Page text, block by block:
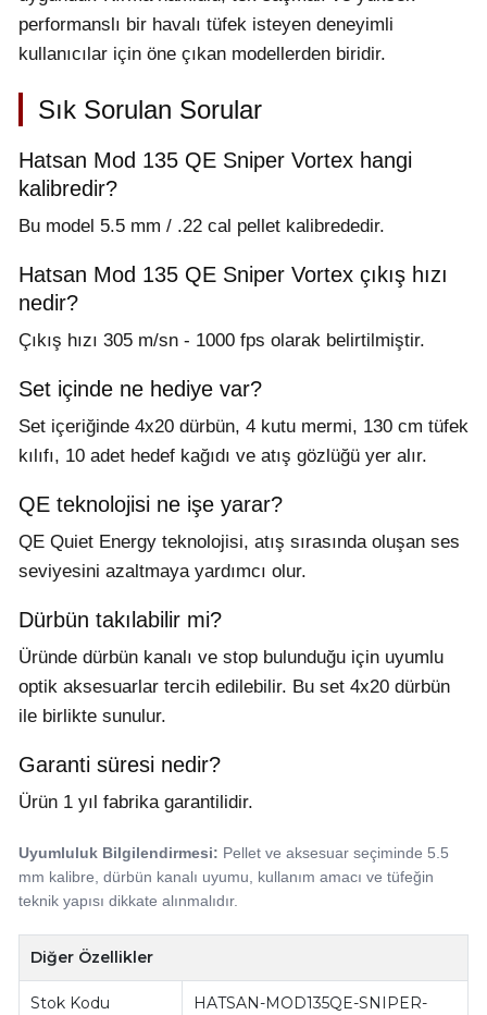
performanslı bir havalı tüfek isteyen deneyimli
kullanıcılar için öne çıkan modellerden biridir.
Sık Sorulan Sorular
Hatsan Mod 135 QE Sniper Vortex hangi
kalibredir?
Bu model 5.5 mm / .22 cal pellet kalibrededir.
Hatsan Mod 135 QE Sniper Vortex çıkış hızı
nedir?
Çıkış hızı 305 m/sn - 1000 fps olarak belirtilmiştir.
Set içinde ne hediye var?
Set içeriğinde 4x20 dürbün, 4 kutu mermi, 130 cm tüfek
kılıfı, 10 adet hedef kağıdı ve atış gözlüğü yer alır.
QE teknolojisi ne işe yarar?
QE Quiet Energy teknolojisi, atış sırasında oluşan ses
seviyesini azaltmaya yardımcı olur.
Dürbün takılabilir mi?
Üründe dürbün kanalı ve stop bulunduğu için uyumlu
optik aksesuarlar tercih edilebilir. Bu set 4x20 dürbün
ile birlikte sunulur.
Garanti süresi nedir?
Ürün 1 yıl fabrika garantilidir.
Uyumluluk Bilgilendirmesi: Pellet ve aksesuar seçiminde 5.5
mm kalibre, dürbün kanalı uyumu, kullanım amacı ve tüfeğin
teknik yapısı dikkate alınmalıdır.
Diğer Özellikler
Stok Kodu
HATSAN-MOD135QE-SNIPER-